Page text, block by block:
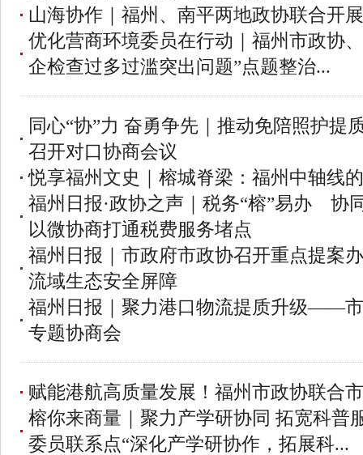
山海协作｜福州、南平两地政协联合开
优化营商环境委员在行动｜福州市政协
企检查过多过滥突出问题”点题整治...
同心“协”力 奋勇争先｜推动免陪照护提
召开对口协商会议
悦享福州文史｜榕城脊梁：福州中轴线
福州日报·政协之声｜税务“榕”易办
以微协商打通税费服务堵点
福州日报｜市政府市政协召开重点提案
流域生态安全屏障
福州日报｜聚力港口物流提质升级——
专题协商会
赋能港航高质量发展！福州市政协联合
榕你来商量｜聚力产学研协同 拓宽科
委员联系点“深化产学研协作，拓展科...